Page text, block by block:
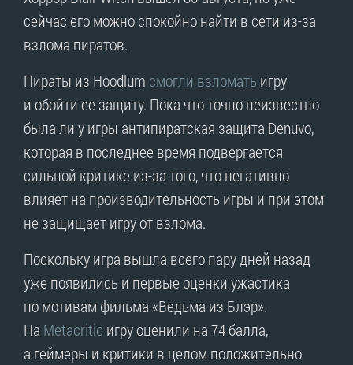
сейчас его можно спокойно найти в сети из-за
взлома пиратов.
Пираты из Hoodlum смогли взломать игру
и обойти ее защиту. Пока что точно неизвестно
была ли у игры антипиратская защита Denuvo,
которая в последнее время подвергается
сильной критике из-за того, что негативно
влияет на производительность игры и при этом
не защищает игру от взлома.
Поскольку игра вышла всего пару дней назад
уже появились и первые оценки ужастика
по мотивам фильма «Ведьма из Блэр».
На Metacritic игру оценили на 74 балла,
а геймеры и критики в целом положительно